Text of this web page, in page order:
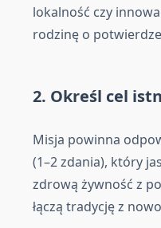
lokalność czy
rodzinę o
2. Określ cel
Misja powinna
(1–2 zdania), który
zdrową żywność z
łączą tradycję z